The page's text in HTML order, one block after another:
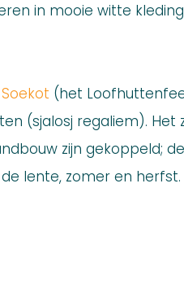
in mooie witte
Soekot (het
(sjalosj regaliem). Het
zijn gekoppeld; de
lente, zomer en herfst.